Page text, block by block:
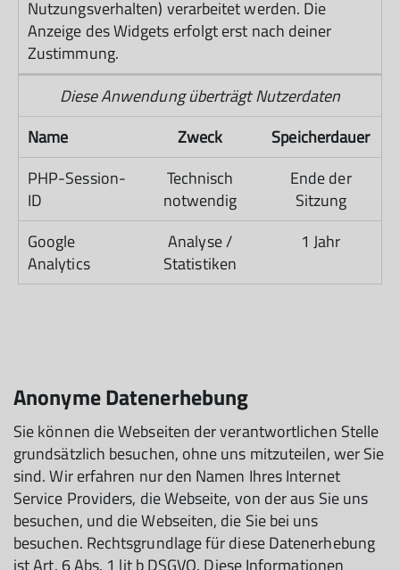
Nutzungsverhalten) verarbeitet werden. Die
Anzeige des Widgets erfolgt erst nach deiner
Zustimmung.
Diese Anwendung überträgt Nutzerdaten
Name
Zweck
Speicherdauer
PHP-Session-
ID
Technisch
notwendig
Ende der
Sitzung
Google
Analytics
Analyse /
Statistiken
1 Jahr
Anonyme Datenerhebung
Sie können die Webseiten der verantwortlichen Stelle
grundsätzlich besuchen, ohne uns mitzuteilen, wer Sie
sind. Wir erfahren nur den Namen Ihres Internet
Service Providers, die Webseite, von der aus Sie uns
besuchen, und die Webseiten, die Sie bei uns
besuchen. Rechtsgrundlage für diese Datenerhebung
ist Art. 6 Abs. 1 lit b DSGVO. Diese Informationen